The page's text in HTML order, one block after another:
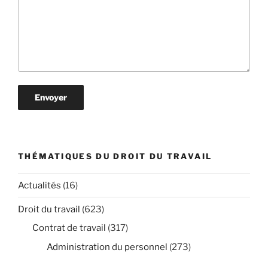
THÉMATIQUES DU DROIT DU TRAVAIL
Actualités (16)
Droit du travail (623)
Contrat de travail (317)
Administration du personnel (273)